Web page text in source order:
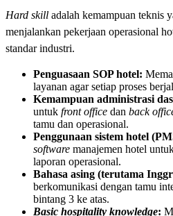
Hard skill adalah kemampuan teknis
menjalankan pekerjaan operasional
standar industri.
Penguasaan SOP hotel:
layanan agar setiap proses
Kemampuan administrasi
untuk front office dan back
tamu dan operasional.
Penggunaan sistem hotel
software manajemen hotel
laporan operasional.
Bahasa asing (terutama
berkomunikasi dengan tamu
bintang 3 ke atas.
Basic hospitality knowledge: